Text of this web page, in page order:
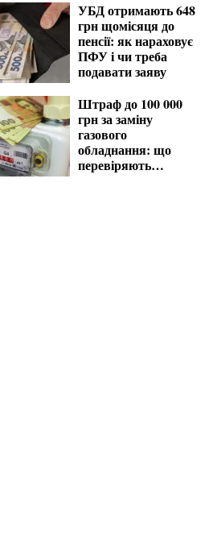
УБД отримають 648
грн щомісяця до
пенсії: як нараховує
ПФУ і чи треба
подавати заяву
Штраф до 100 000
грн за заміну
газового
обладнання: що
перевіряють